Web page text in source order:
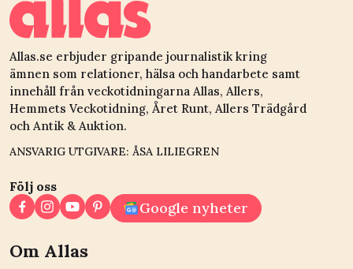
Allas.se erbjuder gripande journalistik kring
ämnen som relationer, hälsa och handarbete samt
innehåll från veckotidningarna Allas, Allers,
Hemmets Veckotidning, Året Runt, Allers Trädgård
och Antik & Auktion.
ANSVARIG UTGIVARE: ÅSA LILIEGREN
Följ oss
Google nyheter
Om Allas